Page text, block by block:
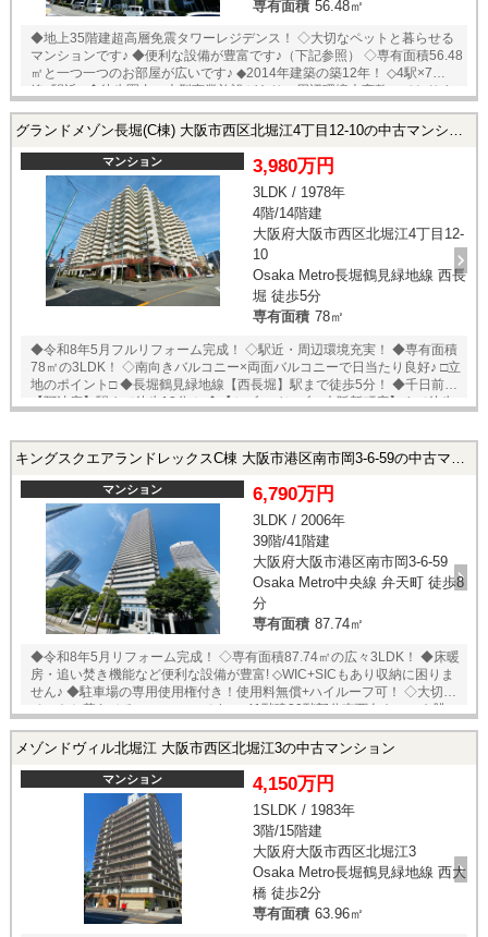
徒歩7分！ ◆京阪中之島線【中之島】駅まで徒歩12分！ ◆【西船場小学
徒歩1分！ ◆【ライフMiniel西本町店】まで徒歩10分！ ☆売主様居住中
に付き、内覧予約受付中です！ご希望の日時をメール・またはお電話に
て、お伝えください！ ※当社ではネットで他社様が広告している物件も
同時に紹介・案内可能です。 併せて内覧を希望される際は、物件名を担
当者までお申し付け下さい。
専有面積 56.48㎡
◆地上35階建超高層免震タワーレジデンス！ ◇大切なペットと暮らせる
マンションです♪ ◆便利な設備が豊富です♪（下記参照） ◇専有面積56.48
㎡と一つ一つのお部屋が広いです♪ ◆2014年建築の築12年！ ◇4駅×7沿
線×駅近♪ ◆徒歩圏内に大型商業施設があり、周辺環境大変整っておりま
ナ ◇グルーミングルーム/1階 ◇追い焚き ◇
ラウンジ/1階 ◇浴室乾燥暖房機 ◇ゴルフレンジ/3階 ◇浴室速乾
フロア ◇コミュニティールーム/4階 ◇保温浴
槽 ◇ビューラウンジ/19階 ◇食洗機
◇ゲストルーム/19回 ◇ディスポーザー ◇ビューバス/19階 ◇温
水洗浄便座 ◇スカイデッキ/屋上 ◇床暖
房 ◇宅配ボックス ◇複層ガラス ◇コン
シェルジュ ◇24時間換気 □立地のポイント□ ◆四つ橋
線【四ツ橋】駅まで徒歩3分！ ◆御堂筋・四ツ橋・千日前線【難波】駅ま
で徒歩6分！ ◆JR【なんば】駅まで徒歩8分！ ◆御堂筋線【心斎橋】駅ま
で徒歩7分！ ◆【大丸心斎橋店】まで徒歩9分！ ◆【心斎橋パルコ】まで
徒歩10分！ ◆【ファミリーマートアメ村西心斎橋店】まで徒歩2分！
お電話いただくか、もしくは24時間対応可能「内覧予約・お問い合わ
せ」フォームよりお問い合わせ下さい！業務に精通したスタッフが丁寧
に対応致します。ご来店が困難な場合は、ご希望場所でのお待ち合わせ
も可能です。 ※当社ではネットで他社様が広告している物件も同時に紹
お申し付け下さい。
マンション 3,980万円
3LDK / 1978年
4階/14階建
大阪府大阪市西区北堀江4丁目12-
10
Osaka Metro長堀鶴見緑地線 西長
堀 徒歩5分
専有面積 78㎡
◆令和8年5月フルリフォーム完成！ ◇駅近・周辺環境充実！ ◆専有面積
78㎡の3LDK！ ◇南向きバルコニー×両面バルコニーで日当たり良好♪ □立
地のポイント□ ◆長堀鶴見緑地線【西長堀】駅まで徒歩5分！ ◆千日前線
【阿波座】駅まで徒歩12分！ ◆【セブンイレブン大阪新町店】まで徒歩
物件！お好きな日時でご内覧可能！★ 当店までお電話いただくか、もし
わせ下さい！業務に精通したスタッフが丁寧に対応致します。ご来店が
困難な場合は、ご希望場所でのお待ち合わせも可能です。
キングスクエアランドレックスC棟 大阪市港区南市岡3-6-59の中古マンション
マンション 6,790万円
3LDK / 2006年
39階/41階建
大阪府大阪市港区南市岡3-6-59
Osaka Metro中央線 弁天町 徒歩8
分
専有面積 87.74㎡
◆令和8年5月リフォーム完成！ ◇専有面積87.74㎡の広々3LDK！ ◆床暖
房・追い焚き機能など便利な設備が豊富! ◇WIC+SICもあり収納に困りま
せん♪ ◆駐車場の専用使用権付き！使用料無償+ハイルーフ可！ ◇大切な
ペットと暮らせるマンションです♪ ◆41階建39階部分南西向きにつき眺
■リフォーム内容■ ◇システムキッチン 新調 ◇ユニ
ス 貼替 ◇フローリング 貼替 □立地のポイント□ ◆中
央線【弁天町】駅まで徒歩8分！ ◆環状線【弁天町】駅まで徒歩9分！
◆【ライフ弁天町店】まで徒歩10分！ ◆【セブンイレブン大阪南市岡3
丁目店】まで徒歩5分！ ◆【大阪ベイタワー】まで徒歩13分！ ★即日内
覧可能物件！お好きな日時でご内覧可能！★ 当店までお電話いただく
か、もしくは24時間対応可能「内覧予約・お問い合わせ」フォームより
お問い合わせ下さい！業務に精通したスタッフが丁寧に対応致します。
ご来店が困難な場合は、ご希望場所でのお待ち合わせも可能です。 ※当
社ではネットで他社様が広告している物件も同時に紹介・案内可能で
メゾンドヴィル北堀江 大阪市西区北堀江3の中古マンション
マンション 4,150万円
1SLDK / 1983年
3階/15階建
大阪府大阪市西区北堀江3
Osaka Metro長堀鶴見緑地線 西大
橋 徒歩2分
専有面積 63.96㎡